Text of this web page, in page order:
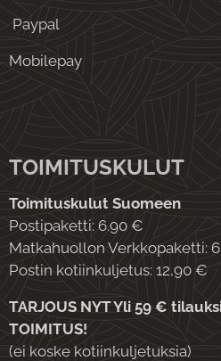
Paypal
Mobilepay
TOIMITUSKULUT
Toimituskulut Suomeen
Postipaketti: 6.90 €
Matkahuollon Verkkopaketti:
Postin kotiinkuljetus: 12,90 €
TARJOUS NYT Yli 59 €
TOIMITUS!
(ei koske kotiinkuljetuksia)